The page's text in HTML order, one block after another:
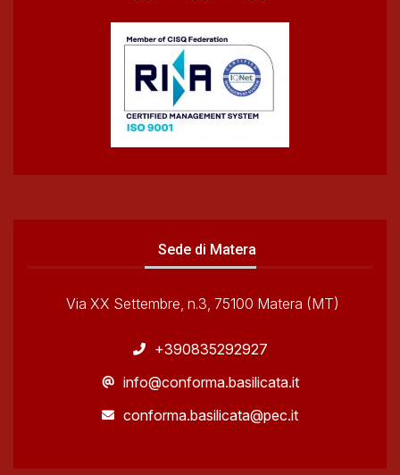
Sede di Matera
Via XX Settembre, n.3, 75100 Matera (MT)
+390835292927
info@conforma.basilicata.it
conforma.basilicata@pec.it